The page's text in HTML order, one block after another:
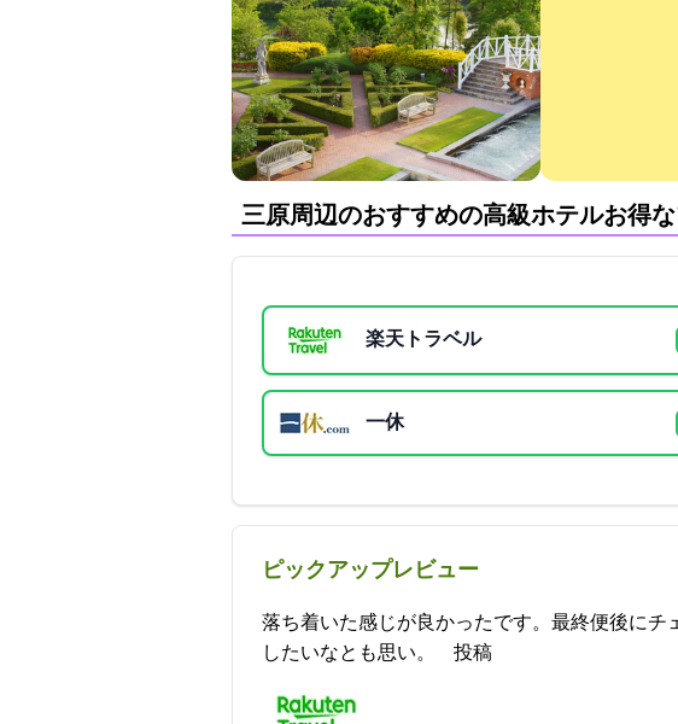
三原周辺のおすすめの高級ホテル:お得
楽天トラベル
一休
ピックアップレビュー
落ち着いた感じが良かったです。(最終便後にチ
したいなとも思い。 2021-10-16 20:29:53投稿